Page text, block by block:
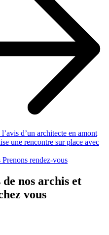
d’un architecte en amont
une rencontre sur place avec
Prenons rendez-vous
nos archis et
vous